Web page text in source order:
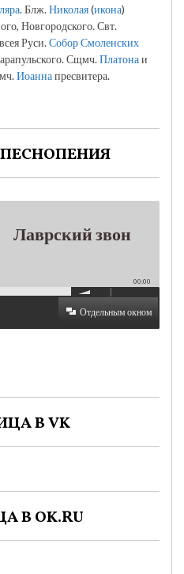
. Блж.Николая(икона)
Новгородского. Свт.
Руси.Собор Смоленских
Сщмч.Платонаи
Иоаннапресвитера.
Лаврский звон
00:00
Отдельным окном
В VK
В OK.RU